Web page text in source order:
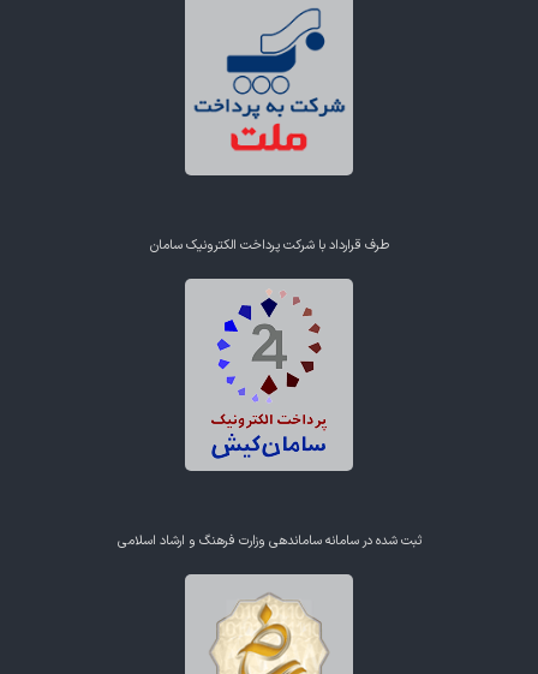
طرف قرارداد با شرکت پرداخت الکترونیک سامان
ثبت شده در سامانه ساماندهی وزارت فرهنگ و ارشاد اسلامی